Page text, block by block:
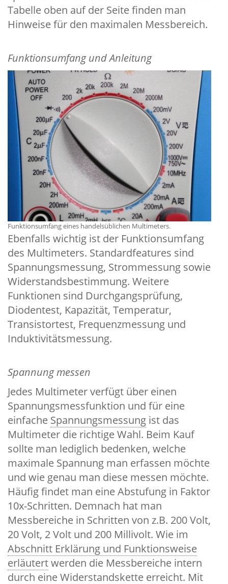
Tabelle oben auf der Seite finden man
Hinweise für den maximalen Messbereich.
Funktionsumfang und Anleitung
Funktionsumfang eines handelsüblichen Multimeters.
Ebenfalls wichtig ist der Funktionsumfang
des Multimeters. Standardfeatures sind
Spannungsmessung, Strommessung sowie
Widerstandsbestimmung. Weitere
Funktionen sind Durchgangsprüfung,
Diodentest, Kapazität, Temperatur,
Transistortest, Frequenzmessung und
Induktivitätsmessung.
Spannung messen
Jedes Multimeter verfügt über einen
Spannungsmessfunktion und für eine
einfache Spannungsmessung ist das
Multimeter die richtige Wahl. Beim Kauf
sollte man lediglich bedenken, welche
maximale Spannung man erfassen möchte
und wie genau man diese messen möchte.
Häufig findet man eine Abstufung in Faktor
10x-Schritten. Demnach hat man
Messbereiche in Schritten von z.B. 200 Volt,
20 Volt, 2 Volt und 200 Millivolt. Wie im
Abschnitt Erklärung und Funktionsweise
erläutertwerden die Messbereiche intern
durch eine Widerstandskette erreicht. Mit